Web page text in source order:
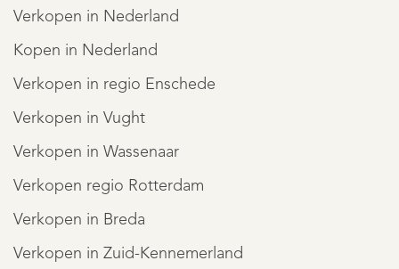
Verkopen in Nederland
Kopen in Nederland
Verkopen in regio Enschede
Verkopen in Vught
Verkopen in Wassenaar
Verkopen regio Rotterdam
Verkopen in Breda
Verkopen in Zuid-Kennemerland